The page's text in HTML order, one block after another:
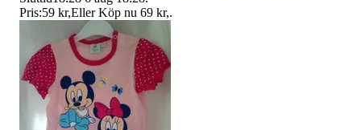
Pris:59 kr,Eller Köp nu 69 kr,.